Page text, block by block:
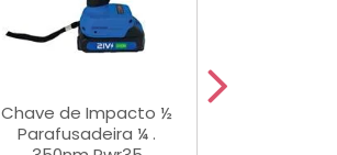
Chave de Impacto ½
Parafusadeira ¼ .